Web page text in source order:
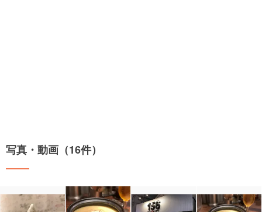
写真・動画（16件）